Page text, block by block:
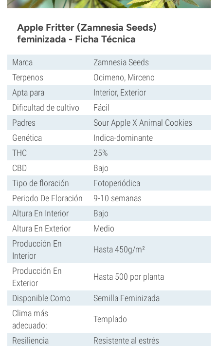
Apple Fritter (Zamnesia Seeds)
feminizada - Ficha Técnica
Marca
Zamnesia Seeds
Terpenos
Ocimeno, Mirceno
Apta para
Interior, Exterior
Dificultad de cultivo
Fácil
Padres
Sour Apple X Animal Cookies
Genética
Indica-dominante
THC
25%
CBD
Bajo
Tipo de floración
Fotoperiódica
Periodo De Floración
9-10 semanas
Altura En Interior
Bajo
Altura En Exterior
Medio
Producción En
Interior
Hasta 450g/m²
Producción En
Exterior
Hasta 500 por planta
Disponible Como
Semilla Feminizada
Clima más
adecuado:
Templado
Resiliencia
Resistente al estrés